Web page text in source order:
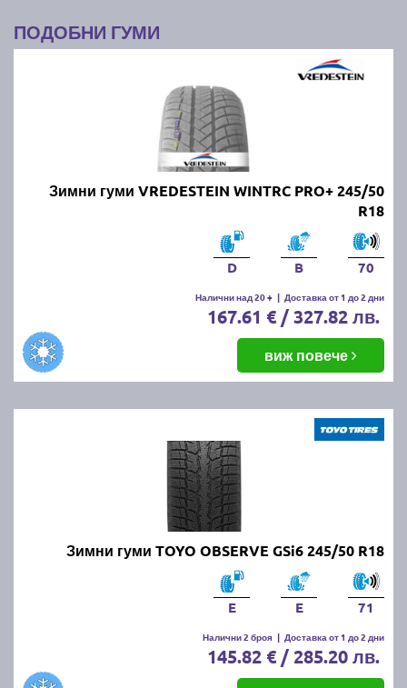
ПОДОБНИ ГУМИ
Зимни гуми VREDESTEIN WINTRC PRO+ 245/50
R18
D B 70
Налични над 20 + | Доставка от 1 до 2 дни
167.61 € / 327.82 лв.
виж повече
Зимни гуми TOYO OBSERVE GSi6 245/50 R18
E E 71
Налични 2 броя | Доставка от 1 до 2 дни
145.82 € / 285.20 лв.